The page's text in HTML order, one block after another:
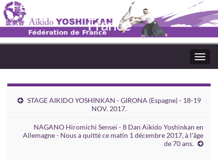
Fédération Aïkido Yoshinkaï de
France
STAGE AIKIDO YOSHINKAN - GIRONA (Espagne) - 18-19
NOV. 2017.
NAGANO Hiromichi Senseï - 8 Dan Aïkido Yoshinkan en
Allemagne - Nous a quitté ce matin 1 décembre 2017, à l'âge
de 70 ans.